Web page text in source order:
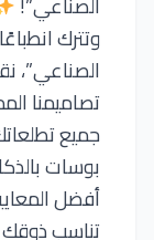
وتترك
الصناعي”،
تصاميمنا
جميع
بوسات
أفضل
تناسب ذوقك